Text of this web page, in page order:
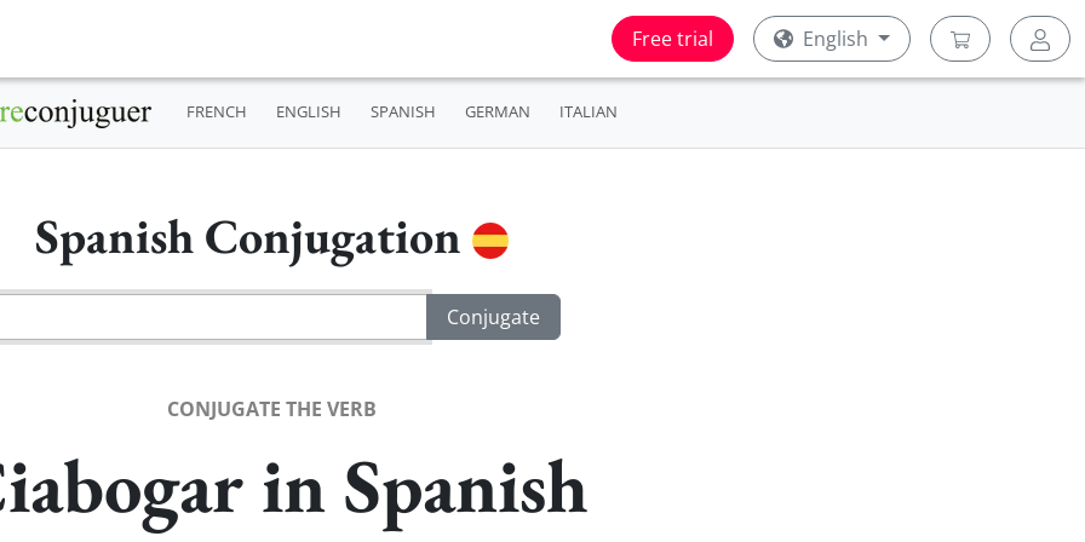
Free trial English
FRENCH ENGLISH SPANISH GERMAN ITALIAN
Spanish Conjugation
CONJUGATE THE VERB
in Spanish